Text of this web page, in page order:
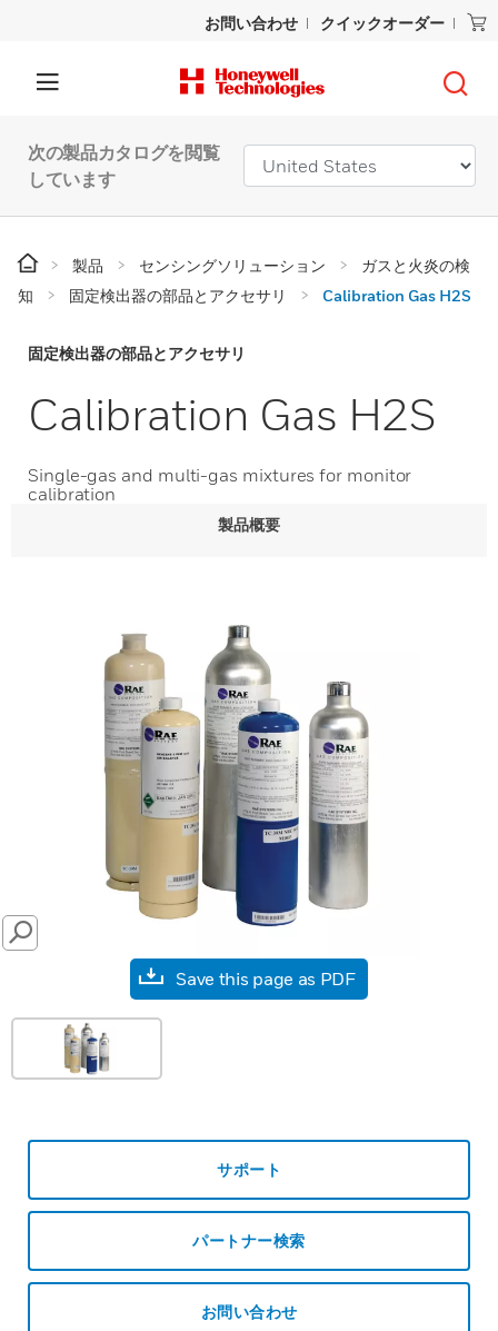
お問い合わせ クイックオーダー
次の製品カタログを閲覧
しています
製品 センシングソリューション
ガスと火炎の検
知
固定検出器の部品とアクセサリ Calibration Gas H2S
固定検出器の部品とアクセサリ
Calibration Gas H2S
Single-gas and multi-gas mixtures for monitor
calibration
製品概要
SEARCH
Save this page as PDF
サポート
パートナー検索
お問い合わせ